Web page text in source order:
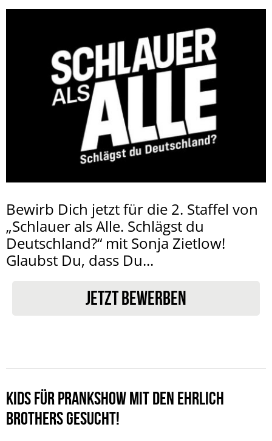
Bewirb Dich jetzt für die 2. Staffel von
„Schlauer als Alle. Schlägst du
Deutschland?“ mit Sonja Zietlow!
Glaubst Du, dass Du...
JETZT BEWERBEN
KIDS FÜR PRANKSHOW MIT DEN EHRLICH
BROTHERS GESUCHT!